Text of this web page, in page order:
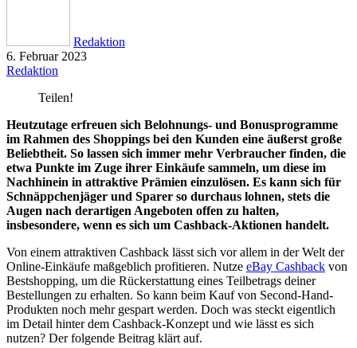
Redaktion
6. Februar 2023
Redaktion
Teilen!
Heutzutage erfreuen sich Belohnungs- und Bonusprogramme
im Rahmen des Shoppings bei den Kunden eine äußerst große
Beliebtheit. So lassen sich immer mehr Verbraucher finden, die
etwa Punkte im Zuge ihrer Einkäufe sammeln, um diese im
Nachhinein in attraktive Prämien einzulösen. Es kann sich für
Schnäppchenjäger und Sparer so durchaus lohnen, stets die
Augen nach derartigen Angeboten offen zu halten,
insbesondere, wenn es sich um Cashback-Aktionen handelt.
Von einem attraktiven Cashback lässt sich vor allem in der Welt der
Online-Einkäufe maßgeblich profitieren. Nutze eBay Cashback von
Bestshopping, um die Rückerstattung eines Teilbetrags deiner
Bestellungen zu erhalten. So kann beim Kauf von Second-Hand-
Produkten noch mehr gespart werden. Doch was steckt eigentlich
im Detail hinter dem Cashback-Konzept und wie lässt es sich
nutzen? Der folgende Beitrag klärt auf.